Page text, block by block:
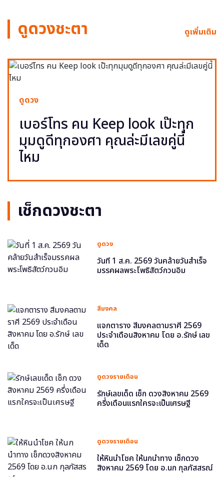
ดูดวงชะตา ดูเพิ่มเติม
ดูดวง
เบอร์โทร คน Keep look เป๊ะทุก
มุมดูดีทุกองศา คุณล่ะมีเลขคู่นี้
ไหม
เช็กดวงชะตา
ดูดวง
วันที่ 1 ส.ค. 2569 วันคล้ายวันสำเร็จ
มรรคผลพระโพธิสัตว์กวนอิม
สีมงคล
แจกตาราง สีมงคลตามราศี 2569
ประจำเดือนสิงหาคม โดย อ.รักษ์ เลข
เด็ด
ดูดวงรายเดือน
รักษ์เลขเด็ด เช็ก ดวงสิงหาคม 2569
ครึ่งเดือนแรกใครจะเป็นเศรษฐี
ดูดวงรายเดือน
ให้หินนำโชค ให้นกนำทาง เช็กดวง
สิงหาคม 2569 โดย อ.นก กุลภัสสรณ์